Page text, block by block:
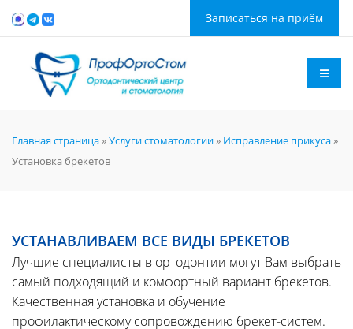
Записаться на приём
Главная страница»Услуги стоматологии» Исправление прикуса»
Установка брекетов
УСТАНАВЛИВАЕМ ВСЕ ВИДЫ БРЕКЕТОВ
Лучшие специалисты в ортодонтии могут Вам выбрать
самый подходящий и комфортный вариант брекетов.
Качественная установка и обучение
профилактическому сопровождению брекет-систем.